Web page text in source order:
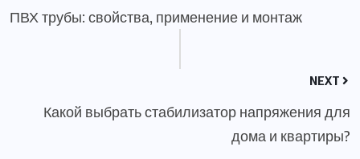
ПВХ трубы: свойства, применение и монтаж
NEXT
Какой выбрать стабилизатор напряжения для
дома и квартиры?